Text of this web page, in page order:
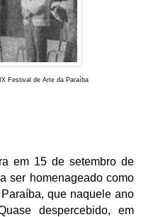
IX Festival de Arte da Paraíba
em 15 de setembro de
ser homenageado como
que naquele ano
despercebido, em